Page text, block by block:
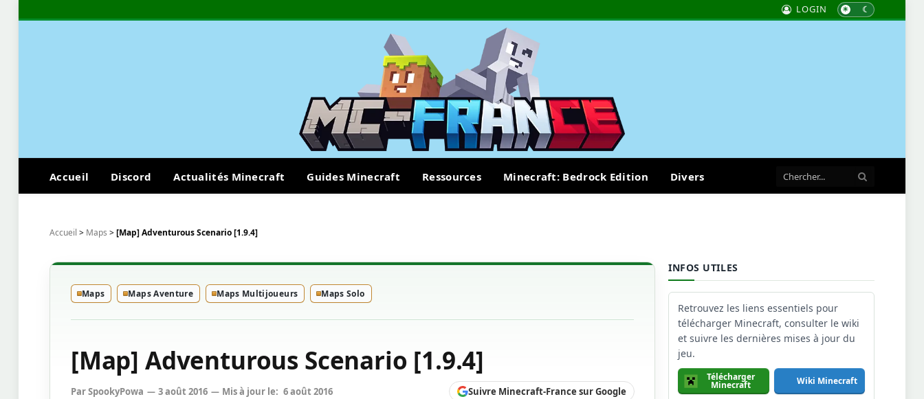
LOGIN
Accueil Discord Actualités Minecraft Guides Minecraft Ressources Minecraft: Bedrock Edition Divers
Accueil > Maps >[Map] Adventurous Scenario [1.9.4]
Maps Maps Aventure Maps Multijoueurs Maps Solo
[Map] Adventurous Scenario [1.9.4]
ParSpookyPowa 3 août 2016 Mis à jour le: 6 août 2016 Suivre Minecraft-France sur Google
INFOS UTILES
Retrouvez les liens essentiels pour
télécharger Minecraft, consulter le wiki
et suivre les dernières mises à jour du
jeu.
Télécharger
Minecraft Wiki Minecraft